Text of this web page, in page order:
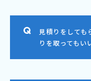
見積りをしても
りを取ってもい